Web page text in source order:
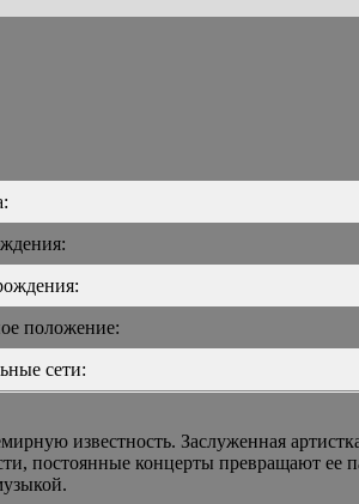
положение:
сети:
известность. Заслуженная
постоянные концерты превращают ее